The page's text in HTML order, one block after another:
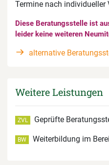
Termine nach individueller
Diese Beratungsstelle ist
leider keine weiteren
alternative
Weitere Leistungen
ZVL Geprüfte
BW Weiterbildung im